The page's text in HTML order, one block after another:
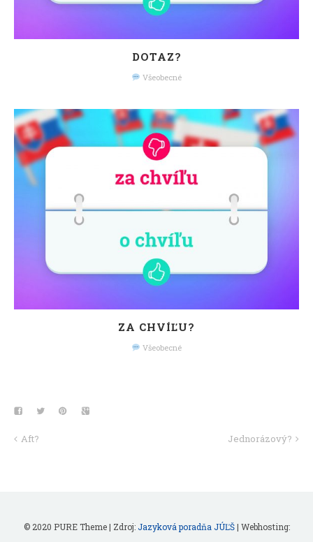
DOTAZ?
Všeobecné
ZA CHVÍĽU?
Všeobecné
Aft? Jednorázový?
© 2020 PURE Theme | Zdroj: Jazyková poradňa JÚĽŠ| Webhosting: